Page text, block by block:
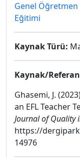
Genel
Eğitimi
Kaynak Türü:
Kaynak/
Ghasemi, J.
an EFL Teacher
Journal of Quality
https://
14976